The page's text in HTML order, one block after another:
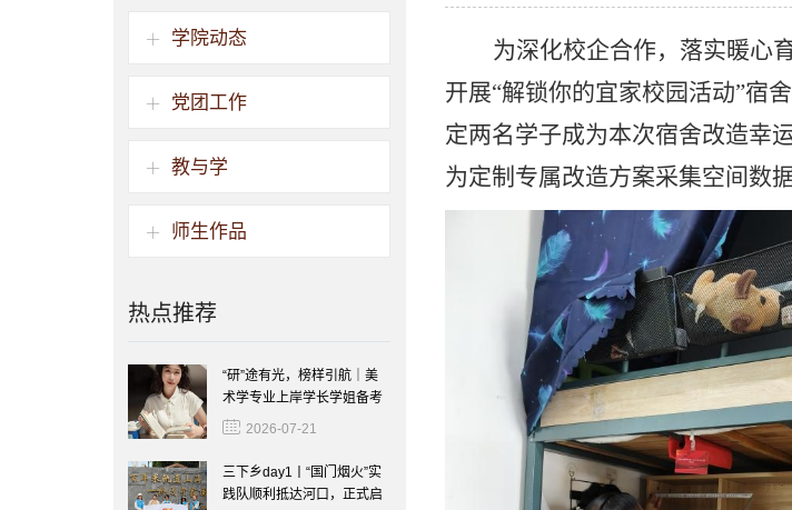
为深化校企合作，落实暖心
开展“解锁你的宜家校园活动”宿
定两名学子成为本次宿舍改造幸
为定制专属改造方案采集空间数据
学院动态
党团工作
教与学
师生作品
热点推荐
“研”途有光，榜样引航｜美
术学专业上岸学长学姐备考
心得倾情分享
2026-07-21
三下乡day1丨“国门烟火”实
践队顺利抵达河口，正式启